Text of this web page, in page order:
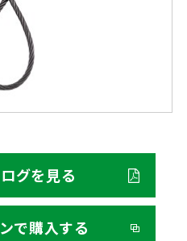
グを見る
で購入する